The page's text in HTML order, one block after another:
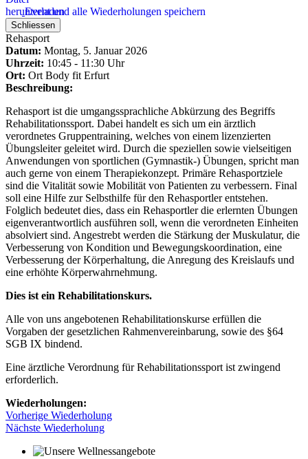
Event und alle Wiederholungen speichern
Schliessen
Rehasport
Datum: Montag, 5. Januar 2026
Uhrzeit: 10:45 - 11:30 Uhr
Ort: Ort Body fit Erfurt
Beschreibung:
Rehasport ist die umgangssprachliche Abkürzung des Begriffs
Rehabilitationssport. Dabei handelt es sich um ein ärztlich
verordnetes Gruppentraining, welches von einem lizenzierten
Übungsleiter geleitet wird. Durch die speziellen sowie vielseitigen
Anwendungen von sportlichen (Gymnastik-) Übungen, spricht man
auch gerne von einem Therapiekonzept. Primäre Rehasportziele
sind die Vitalität sowie Mobilität von Patienten zu verbessern. Final
soll eine Hilfe zur Selbsthilfe für den Rehasportler entstehen.
Folglich bedeutet dies, dass ein Rehasportler die erlernten Übungen
eigenverantwortlich ausführen soll, wenn die verordneten Einheiten
absolviert sind. Angestrebt werden die Stärkung der Muskulatur, die
Verbesserung von Kondition und Bewegungskoordination, eine
Verbesserung der Körperhaltung, die Anregung des Kreislaufs und
eine erhöhte Körperwahrnehmung.
Dies ist ein Rehabilitationskurs.
Alle von uns angebotenen Rehabilitationskurse erfüllen die
Vorgaben der gesetzlichen Rahmenvereinbarung, sowie des §64
SGB IX bindend.
Eine ärztliche Verordnung für Rehabilitationssport ist zwingend
erforderlich.
Wiederholungen:
Vorherige Wiederholung
Nächste Wiederholung